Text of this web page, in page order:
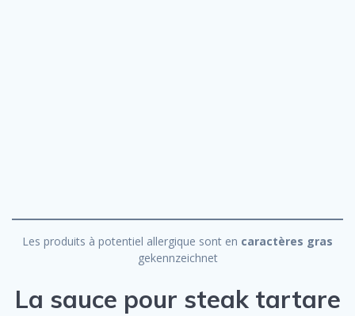
Les produits à potentiel allergique sont en caractères gras
gekennzeichnet
La sauce pour steak tartare